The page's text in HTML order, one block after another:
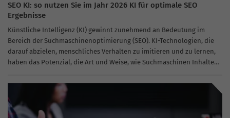
SEO KI: so nutzen Sie im Jahr 2026 KI für optimale SEO
Ergebnisse
Künstliche Intelligenz (KI) gewinnt zunehmend an Bedeutung im
Bereich der Suchmaschinenoptimierung (SEO). KI-Technologien, die
darauf abzielen, menschliches Verhalten zu imitieren und zu lernen,
haben das Potenzial, die Art und Weise, wie Suchmaschinen Inhalte